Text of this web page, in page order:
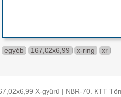
egyéb 167,02x6,99 x-ring xr
X-gyűrű | NBR-70. KTT